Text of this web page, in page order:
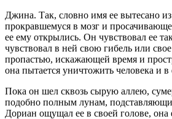
Джина. Так, словно имя ее вытесано
прокравшемуся в мозг и
ее ему открылись. Он чувствовал ее
чувствовал в ней свою гибель или
пропастью, искажающей время и
она пытается уничтожить человека и в
Пока он шел сквозь сырую аллею,
подобно полным лунам,
Дориан ощущал ее в своей голове, она